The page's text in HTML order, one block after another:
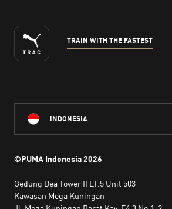
TRAIN WITH THE FASTEST
INDONESIA
©PUMA Indonesia2026
Gedung Dea Tower II LT.5 Unit 503
Kawasan Mega Kuningan